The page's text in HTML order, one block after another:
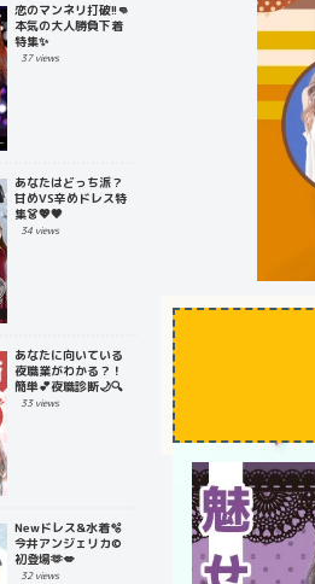
恋のマンネリ打破!!👊
本気の大人勝負下着
特集✨
37 views
あなたはどっち派？
甘めVS辛めドレス特
集👗💖🖤
34 views
あなたに向いている
夜職業がわかる？！
簡単💕夜職診断🌙🔍
33 views
Newドレス&水着🫧
今井アンジェリカ©
初登場🫶💋
32 views